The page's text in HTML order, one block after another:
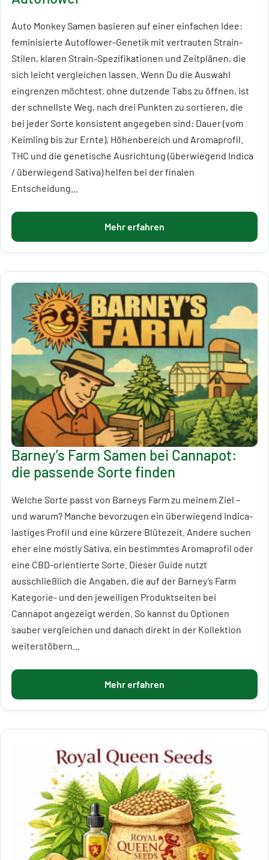
Auto Monkey Samen basieren auf einer einfachen Idee:
feminisierte Autoflower-Genetik mit vertrauten Strain-
Stilen, klaren Strain-Spezifikationen und Zeitplänen, die
sich leicht vergleichen lassen. Wenn Du die Auswahl
eingrenzen möchtest, ohne dutzende Tabs zu öffnen, ist
der schnellste Weg, nach drei Punkten zu sortieren, die
bei jeder Sorte konsistent angegeben sind: Dauer (vom
Keimling bis zur Ernte), Höhenbereich und Aromaprofil.
THC und die genetische Ausrichtung (überwiegend Indica
/ überwiegend Sativa) helfen bei der finalen
Entscheidung...
Mehr erfahren
Barney’s Farm Samen bei Cannapot:
die passende Sorte finden
Welche Sorte passt von Barneys Farm zu meinem Ziel –
und warum? Manche bevorzugen ein überwiegend Indica-
lastiges Profil und eine kürzere Blütezeit. Andere suchen
eher eine mostly Sativa, ein bestimmtes Aromaprofil oder
eine CBD-orientierte Sorte. Dieser Guide nutzt
ausschließlich die Angaben, die auf der Barney’s Farm
Kategorie- und den jeweiligen Produktseiten bei
Cannapot angezeigt werden. So kannst du Optionen
sauber vergleichen und danach direkt in der Kollektion
weiterstöbern...
Mehr erfahren